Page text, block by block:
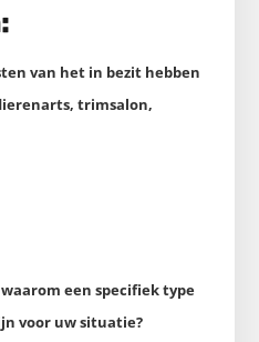
van het in bezit hebben
trimsalon,
een specifiek type
voor uw situatie?